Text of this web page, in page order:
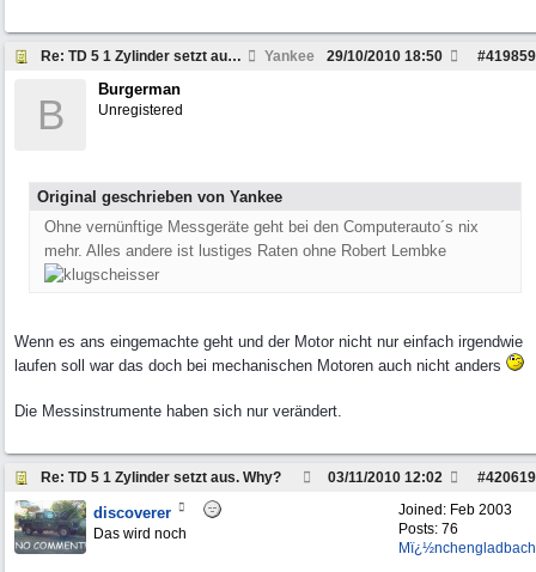
Re: TD 5 1 Zylinder setzt aus. Why? Yankee #419859
29/10/2010 18:50
B
Burgerman
Unregistered
Original geschrieben von Yankee
Ohne vernünftige Messgeräte geht bei den Computerauto´s nix
mehr. Alles andere ist lustiges Raten ohne Robert Lembke
Wenn es ans eingemachte geht und der Motor nicht nur einfach irgendwie
laufen soll war das doch bei mechanischen Motoren auch nicht anders
Die Messinstrumente haben sich nur verändert.
Re: TD 5 1 Zylinder setzt aus. Why? #420619
03/11/2010 12:02
Joined: Feb 2003
Posts: 76
Mï¿½nchengladbach
discoverer
Das wird noch